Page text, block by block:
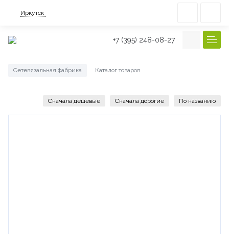
Иркутск
+7 (395) 248-08-27
Сетевязальная фабрика Каталог товаров